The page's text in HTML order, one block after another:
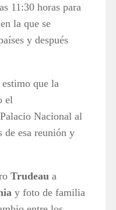
11:30 horas para
la que se
y después
estimo que la
el
Nacional al
de esa reunión y
Trudeau a
y foto de familia